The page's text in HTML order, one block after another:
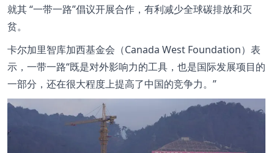
就其 一带一路 倡议开展合作，有利减少全球碳排放和灭
贫。
卡尔加里智库加西基金会（Canada West Foundation）表
示，一带一路 既是对外影响力的工具，也是国际发展项目的
一部分，还在很大程度上提高了中国的竞争力。